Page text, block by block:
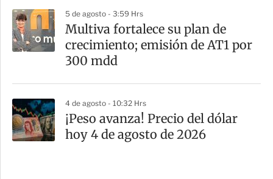
5 de agosto - 3:59 Hrs
Multiva fortalece su plan de
crecimiento; emisión de AT1 por
300 mdd
4 de agosto - 10:32 Hrs
¡Peso avanza! Precio del dólar
hoy 4 de agosto de 2026